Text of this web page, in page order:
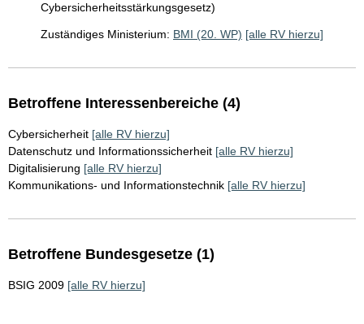
Cybersicherheitsstärkungsgesetz)
Zuständiges Ministerium: BMI (20. WP) [alle RV hierzu]
Betroffene Interessenbereiche (4)
Cybersicherheit [alle RV hierzu]
Datenschutz und Informationssicherheit [alle RV hierzu]
Digitalisierung [alle RV hierzu]
Kommunikations- und Informationstechnik [alle RV hierzu]
Betroffene Bundesgesetze (1)
BSIG 2009 [alle RV hierzu]